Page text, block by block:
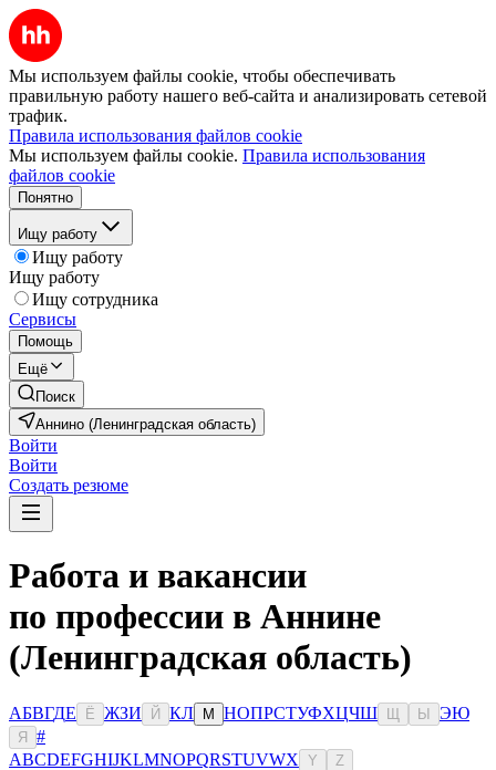
Мы используем файлы cookie, чтобы обеспечивать
правильную работу нашего веб-сайта и анализировать сетевой
трафик.
Правила использования файлов cookie
Мы используем файлы cookie. Правила использования
файлов cookie
Понятно
Ищу работу
Ищу работу
Ищу работу
Ищу сотрудника
Сервисы
Помощь
Ещё
Поиск
Аннино (Ленинградская область)
Войти
Войти
Создать резюме
Работа и вакансии
по профессии в Аннине
(Ленинградская область)
АБВГДЕ Ё ЖЗИ Й КЛ М НОПРСТУФХЦЧШ Ы ЭЮ
Я
#
ABCDEFGHIJKLMNOPQRSTUVWX Y Z